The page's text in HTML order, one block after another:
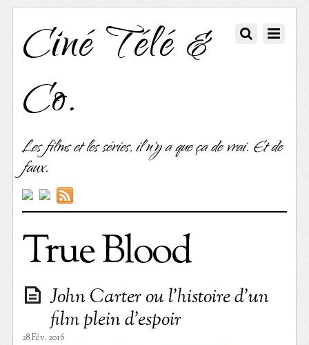
Ciné Télé &
Co.
Les films et les séries, il n'y a que ça de vrai. Et de
faux.
True Blood
John Carter ou l’histoire d’un
film plein d’espoir
28 Fév. 2016